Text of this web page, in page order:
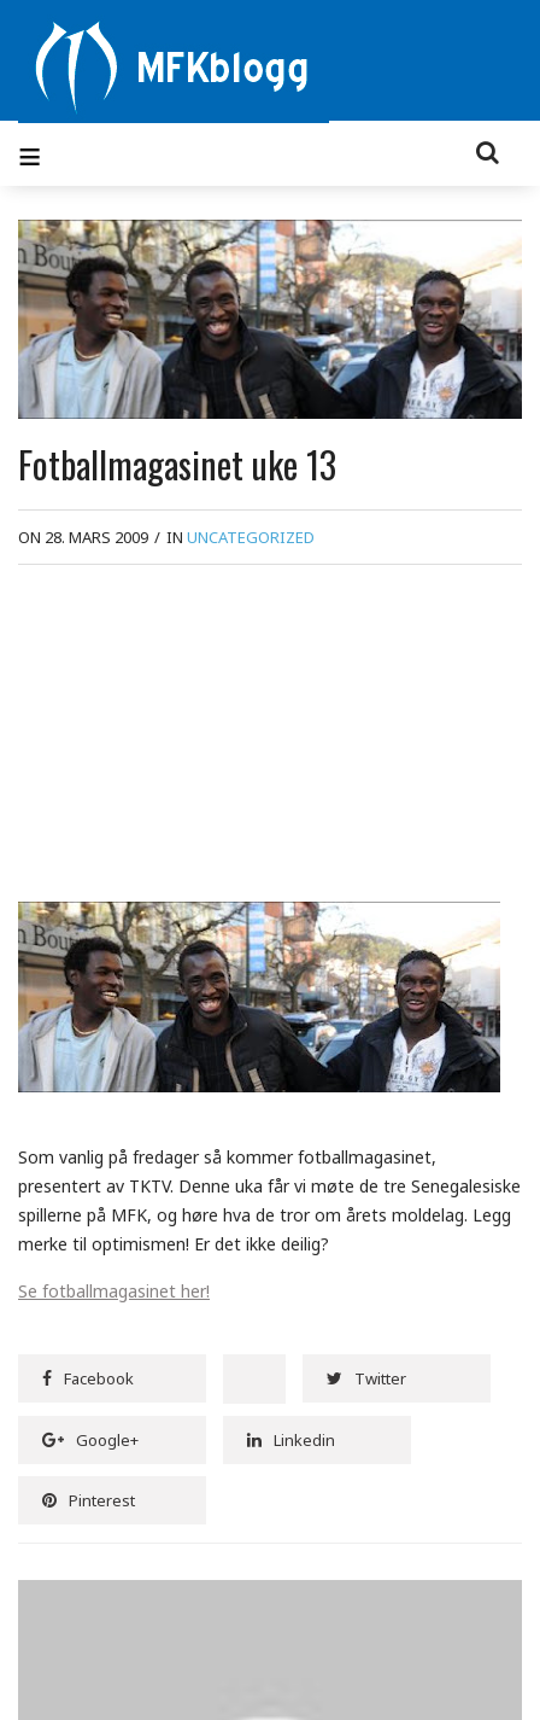
Fotballmagasinet uke 13
ON 28. MARS 2009 / IN UNCATEGORIZED
Som vanlig på fredager så kommer fotballmagasinet,
presentert av TKTV. Denne uka får vi møte de tre Senegalesiske
spillerne på MFK, og høre hva de tror om årets moldelag. Legg
merke til optimismen! Er det ikke deilig?
Se fotballmagasinet her!
Facebook Twitter
Google+ Linkedin
Pinterest